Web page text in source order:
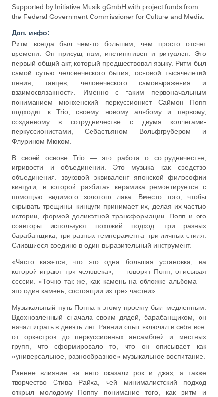
Supported by Initiative Musik gGmbH with project funds from
the Federal Government Commissioner for Culture and Media.
Доп. инфо:
Ритм всегда был чем-то большим, чем просто отсчет
времени. Он присущ нам, инстинктивен и ритуален. Это
первый общий акт, который предшествовал языку. Ритм был
самой сутью человеческого бытия, основой тысячелетий
пения, танцев, человеческого самовыражения и
взаимосвязанности. Именно с таким первоначальным
пониманием мюнхенский перкуссионист Саймон Попп
подходит к Trio, своему новому альбому и первому,
созданному в сотрудничестве с двумя коллегами-
перкуссионистами, Себастьяном Вольфгрубером и
Флурином Мюком.
В своей основе Trio — это работа о сотрудничестве,
игривости и объединении. Это музыка как средство
объединения, звуковой эквивалент японской философии
кинцуги, в которой разбитая керамика ремонтируется с
помощью видимого золотого лака. Вместо того, чтобы
скрывать трещины, кинцуги принимает их, делая их частью
истории, формой деликатной трансформации. Попп и его
соавторы используют похожий подход: три разных
барабанщика, три разных темперамента, три личных стиля.
Слившиеся воедино в один выразительный инструмент.
«Часто кажется, что это одна большая установка, на
которой играют три человека», — говорит Попп, описывая
сессии. «Точно так же, как камень на обложке альбома —
это один камень, состоящий из трех частей».
Музыкальный путь Поппа к этому проекту был медленным.
Вдохновленный сначала своим дядей, барабанщиком, он
начал играть в девять лет. Ранний опыт включал в себя все:
от оркестров до перкуссионных ансамблей и местных
групп, что сформировало то, что он описывает как
«универсальное, разнообразное» музыкальное воспитание.
Раннее влияние на него оказали рок и джаз, а также
творчество Стива Райха, чей минималистский подход
открыл молодому Поппу понимание того, как ритм и